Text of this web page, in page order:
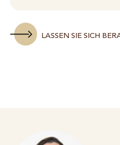
LASSEN SIE SICH